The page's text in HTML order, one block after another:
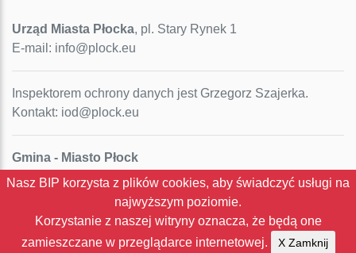
Urząd Miasta Płocka, pl. Stary Rynek 1
E-mail: info@plock.eu
Inspektorem ochrony danych jest Grzegorz Szajerka.
Kontakt: iod@plock.eu
Gmina - Miasto Płock
Pl. Stary Rynek 1
NIP: 774-31-35-712
Nasz BIP korzysta z plików cookies, aby świadczyć usługi na
najwyższym poziomie.
Korzystanie z naszej witryny oznacza, że będą one
zamieszczane w przeglądarce internetowej.
X Zamknij